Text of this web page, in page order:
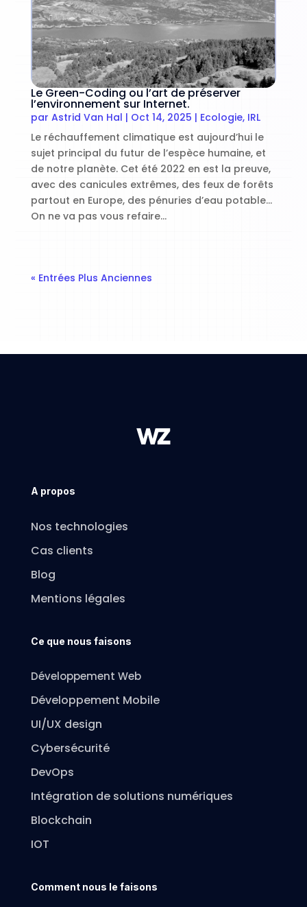
Le Green-Coding ou l’art de préserver
l’environnement sur Internet.
par Astrid Van Hal | Oct 14, 2025 | Ecologie, IRL
Le réchauffement climatique est aujourd’hui le
sujet principal du futur de l’espèce humaine, et
de notre planète. Cet été 2022 en est la preuve,
avec des canicules extrêmes, des feux de forêts
partout en Europe, des pénuries d’eau potable…
On ne va pas vous refaire...
« Entrées Plus Anciennes
A propos
Nos technologies
Cas clients
Blog
Mentions légales
Ce que nous faisons
Développement Web
Développement Mobile
UI/UX design
Cybersécurité
DevOps
Intégration de solutions numériques
Blockchain
IOT
Comment nous le faisons